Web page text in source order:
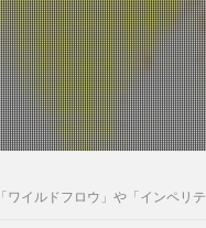
ワイルドフロウ」や「インペ